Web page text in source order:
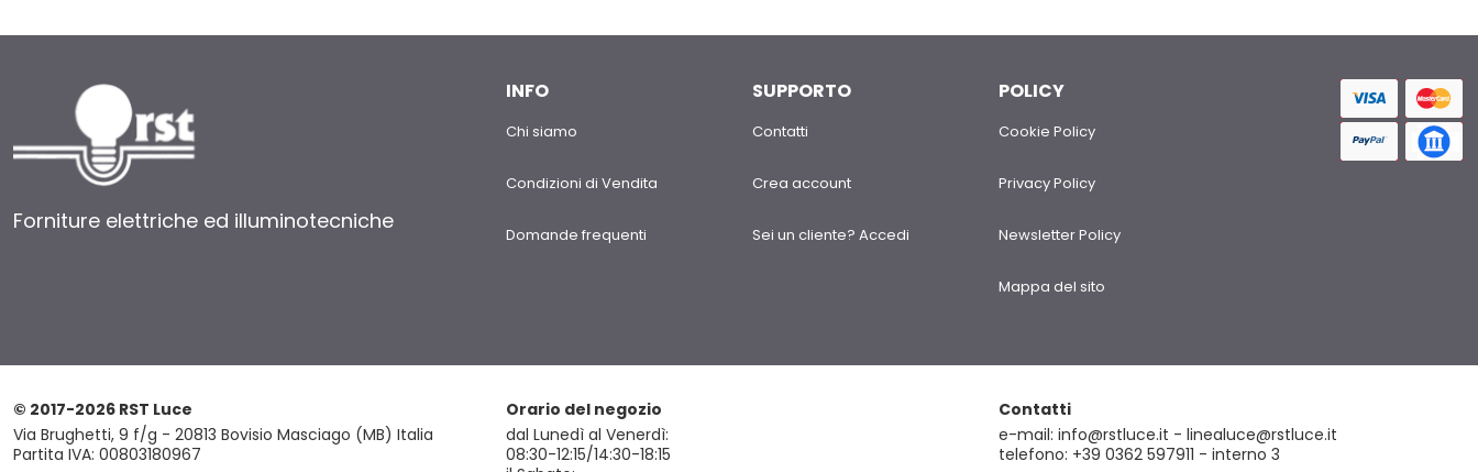
Forniture elettriche ed illuminotecniche
INFO
Chi siamo
Condizioni di Vendita
Domande frequenti
SUPPORTO
Contatti
Crea account
Sei un cliente? Accedi
POLICY
Cookie Policy
Privacy Policy
Newsletter Policy
Mappa del sito
© 2017-2026 RST Luce
Via Brughetti, 9 f/g - 20813 Bovisio Masciago (MB) Italia
Partita IVA: 00803180967
Orario del negozio
dal Lunedì al Venerdì:
08:30-12:15/14:30-18:15
Contatti
e-mail: info@rstluce.it - linealuce@rstluce.it
telefono: +39 0362 597911 - interno 3